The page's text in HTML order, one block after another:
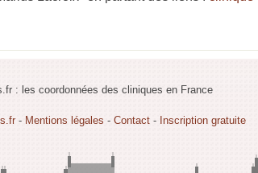
: les coordonnées des cliniques en France
- Mentions légales - Contact - Inscription gratuite